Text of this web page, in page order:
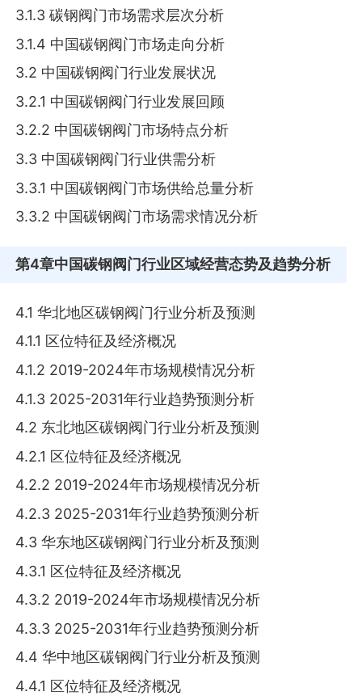
3.1.3 碳钢阀门市场需求层次分析
3.1.4 中国碳钢阀门市场走向分析
3.2 中国碳钢阀门行业发展状况
3.2.1 中国碳钢阀门行业发展回顾
3.2.2 中国碳钢阀门市场特点分析
3.3 中国碳钢阀门行业供需分析
3.3.1 中国碳钢阀门市场供给总量分析
3.3.2 中国碳钢阀门市场需求情况分析
第4章中国碳钢阀门行业区域经营态势及趋势分析
4.1 华北地区碳钢阀门行业分析及预测
4.1.1 区位特征及经济概况
4.1.2 2019-2024年市场规模情况分析
4.1.3 2025-2031年行业趋势预测分析
4.2 东北地区碳钢阀门行业分析及预测
4.2.1 区位特征及经济概况
4.2.2 2019-2024年市场规模情况分析
4.2.3 2025-2031年行业趋势预测分析
4.3 华东地区碳钢阀门行业分析及预测
4.3.1 区位特征及经济概况
4.3.2 2019-2024年市场规模情况分析
4.3.3 2025-2031年行业趋势预测分析
4.4 华中地区碳钢阀门行业分析及预测
4.4.1 区位特征及经济概况